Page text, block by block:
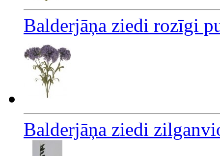
Balderjāņa ziedi rozīgi
Balderjāņa ziedi